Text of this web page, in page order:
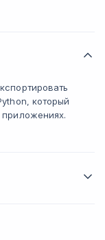
который